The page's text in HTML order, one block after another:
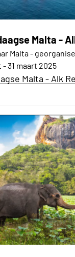
Malta -
Malta -
- 31 maart 2025
Malta - Alk